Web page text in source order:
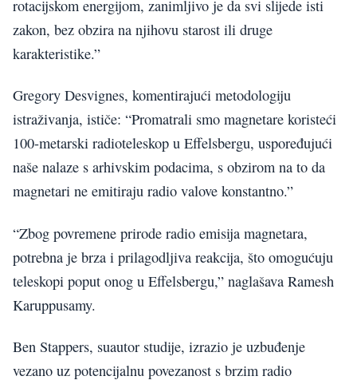
rotacijskom energijom, zanimljivo je da svi slijede isti
zakon, bez obzira na njihovu starost ili druge
karakteristike.”
Gregory Desvignes, komentirajući metodologiju
istraživanja, ističe: “Promatrali smo magnetare koristeći
100-metarski radioteleskop u Effelsbergu, uspoređujući
naše nalaze s arhivskim podacima, s obzirom na to da
magnetari ne emitiraju radio valove konstantno.”
“Zbog povremene prirode radio emisija magnetara,
potrebna je brza i prilagodljiva reakcija, što omogućuju
teleskopi poput onog u Effelsbergu,” naglašava Ramesh
Karuppusamy.
Ben Stappers, suautor studije, izrazio je uzbuđenje
vezano uz potencijalnu povezanost s brzim radio